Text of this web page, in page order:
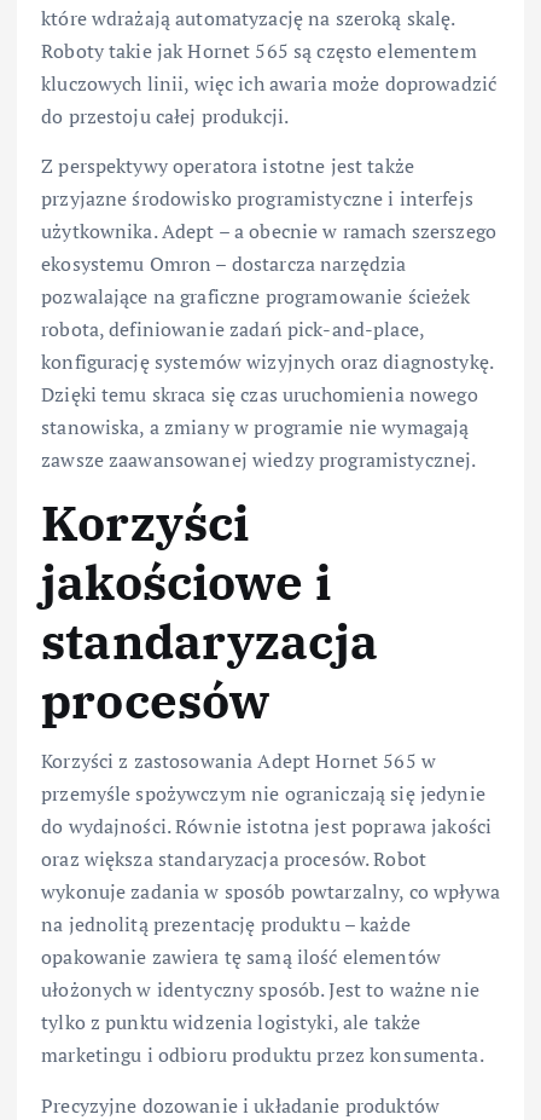
które wdrażają automatyzację na szeroką skalę.
Roboty takie jak Hornet 565 są często elementem
kluczowych linii, więc ich awaria może doprowadzić
do przestoju całej produkcji.
Z perspektywy operatora istotne jest także
przyjazne środowisko programistyczne i interfejs
użytkownika. Adept – a obecnie w ramach szerszego
ekosystemu Omron – dostarcza narzędzia
pozwalające na graficzne programowanie ścieżek
robota, definiowanie zadań pick-and-place,
konfigurację systemów wizyjnych oraz diagnostykę.
Dzięki temu skraca się czas uruchomienia nowego
stanowiska, a zmiany w programie nie wymagają
zawsze zaawansowanej wiedzy programistycznej.
Korzyści
jakościowe i
standaryzacja
procesów
Korzyści z zastosowania Adept Hornet 565 w
przemyśle spożywczym nie ograniczają się jedynie
do wydajności. Równie istotna jest poprawa jakości
oraz większa standaryzacja procesów. Robot
wykonuje zadania w sposób powtarzalny, co wpływa
na jednolitą prezentację produktu – każde
opakowanie zawiera tę samą ilość elementów
ułożonych w identyczny sposób. Jest to ważne nie
tylko z punktu widzenia logistyki, ale także
marketingu i odbioru produktu przez konsumenta.
Precyzyjne dozowanie i układanie produktów